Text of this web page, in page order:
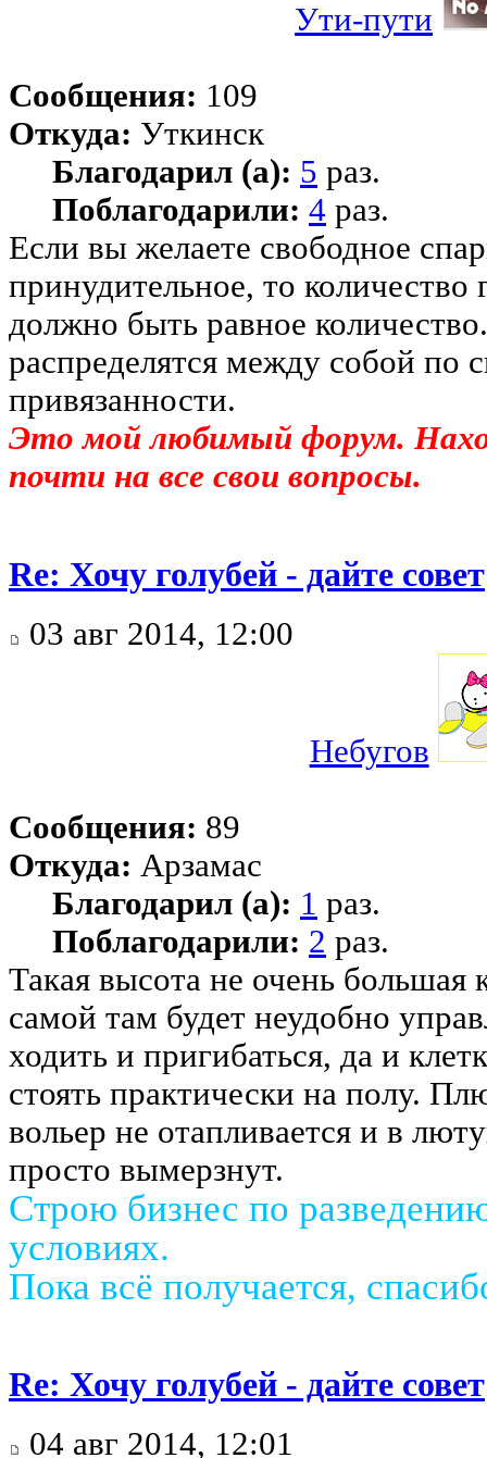
Ути-пути
Сообщения: 109
Откуда: Уткинск
Благодарил (а): 5 раз.
Поблагодарили: 4 раз.
Если вы желаете свободное
принудительное, то количество
должно быть равное
распределятся между собой по
привязанности.
Это мой любимый форум.
почти на все свои вопросы.
Re: Хочу голубей - дайте совет
03 авг 2014, 12:00
Небугов
Сообщения: 89
Откуда: Арзамас
Благодарил (а): 1 раз.
Поблагодарили: 2 раз.
Такая высота не очень
самой там будет неудобно
ходить и пригибаться, да и
стоять практически на полу.
вольер не отапливается и в
просто вымерзнут.
Строю бизнес по
условиях.
Пока всё получается,
Re: Хочу голубей - дайте совет
04 авг 2014, 12:01